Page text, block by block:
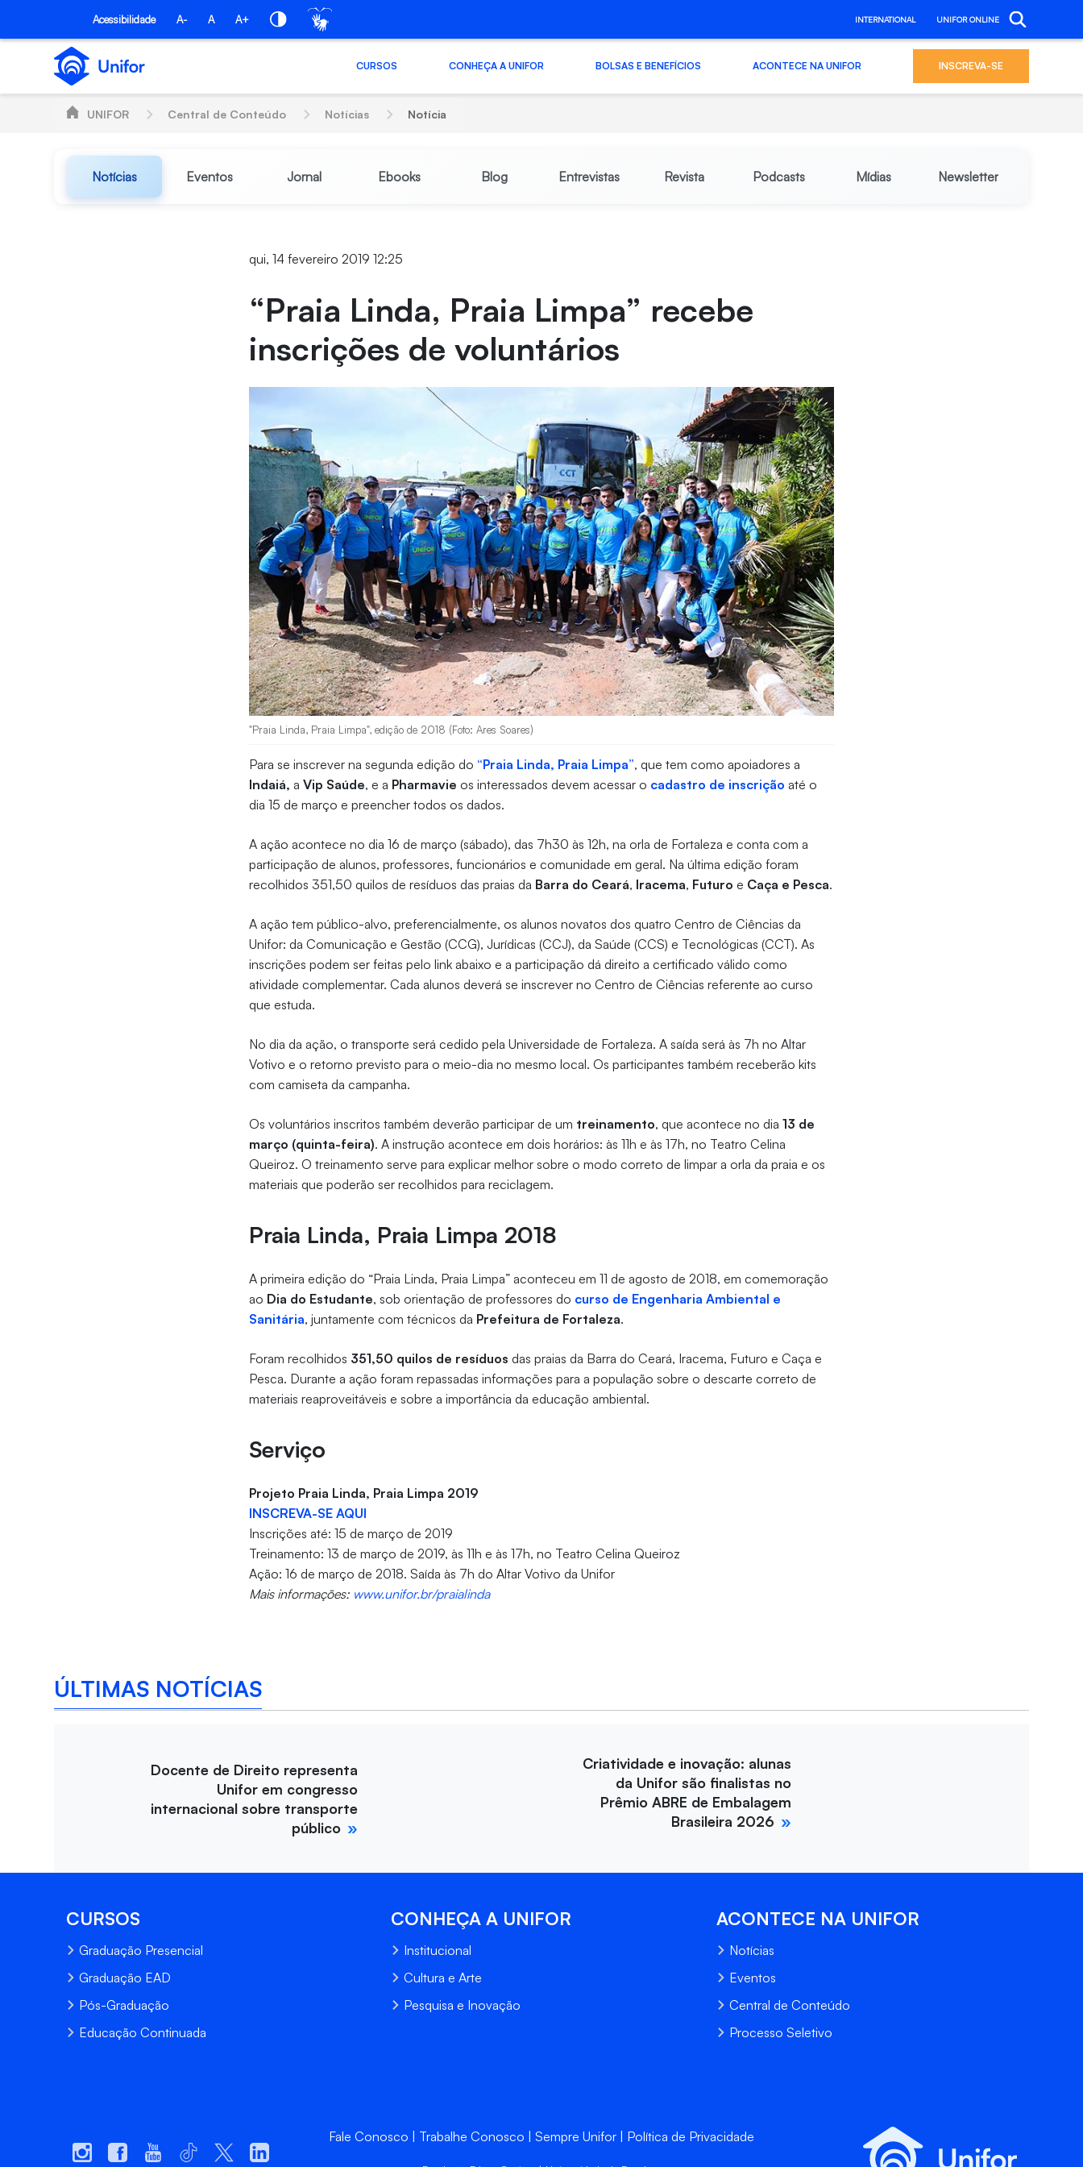
Pular para o Conteúdo principal
Acessibilidade A- A A+ INTERNATIONAL UNIFOR ONLINE
CURSOS CONHEÇA A UNIFOR BOLSAS E BENEFÍCIOS ACONTECE NA UNIFOR INSCREVA-SE
UNIFOR Central de Conteúdo Notícias Notícia
Notícias Eventos Jornal Ebooks Blog Entrevistas Revista Podcasts Mídias Newsletter
qui, 14 fevereiro 2019 12:25
“Praia Linda, Praia Limpa” recebe
inscrições de voluntários
"Praia Linda, Praia Limpa", edição de 2018 (Foto: Ares Soares)
Para se inscrever na segunda edição do “Praia Linda, Praia Limpa”, que tem como apoiadores a
Indaiá, aVip Saúde, e a Pharmavie os interessados devem acessar o cadastro de inscrição até o
dia 15 de março e preencher todos os dados.
A ação acontece no dia 16 de março (sábado), das 7h30 às 12h, na orla de Fortaleza e conta com a
participação de alunos, professores, funcionários e comunidade em geral. Na última edição foram
recolhidos 351,50 quilos de resíduos das praias da Barra do Ceará, Iracema, Futuro e Caça e Pesca.
A ação tem público-alvo, preferencialmente, os alunos novatos dos quatro Centro de Ciências da
Unifor: da Comunicação e Gestão (CCG), Jurídicas (CCJ), da Saúde (CCS) e Tecnológicas (CCT). As
inscrições podem ser feitas pelo link abaixo e a participação dá direito a certificado válido como
atividade complementar. Cada alunos deverá se inscrever no Centro de Ciências referente ao curso
que estuda.
No dia da ação, o transporte será cedido pela Universidade de Fortaleza. A saída será às 7h no Altar
Votivo e o retorno previsto para o meio-dia no mesmo local. Os participantes também receberão kits
com camiseta da campanha.
Os voluntários inscritos também deverão participar de um treinamento, que acontece no dia13 de
março (quinta-feira). A instrução acontece em dois horários: às 11h e às 17h, no Teatro Celina
Queiroz. O treinamento serve para explicar melhor sobre o modo correto de limpar a orla da praia e os
materiais que poderão ser recolhidos para reciclagem.
Praia Linda, Praia Limpa 2018
A primeira edição do “Praia Linda, Praia Limpa” aconteceu em 11 de agosto de 2018, em comemoração
ao Dia do Estudante, sob orientação de professores do curso de Engenharia Ambiental e
Sanitária, juntamente com técnicos da Prefeitura de Fortaleza.
Foram recolhidos 351,50 quilos de resíduos das praias da Barra do Ceará, Iracema, Futuro e Caça e
Pesca. Durante a ação foram repassadas informações para a população sobre o descarte correto de
materiais reaproveitáveis e sobre a importância da educação ambiental.
Serviço
Projeto Praia Linda, Praia Limpa 2019
INSCREVA-SE AQUI
Inscrições até: 15 de março de 2019
Treinamento: 13 de março de 2019, às 11h e às 17h, no Teatro Celina Queiroz
Ação: 16 de março de 2018. Saída às 7h do Altar Votivo da Unifor
Mais informações: www.unifor.br/praialinda
ÚLTIMAS NOTÍCIAS
Docente de Direito representa
Unifor em congresso
internacional sobre transporte
público
Criatividade e inovação: alunas
da Unifor são finalistas no
Prêmio ABRE de Embalagem
Brasileira 2026
CURSOS
Graduação Presencial
Graduação EAD
Pós-Graduação
Educação Continuada
CONHEÇA A UNIFOR
Institucional
Cultura e Arte
Pesquisa e Inovação
ACONTECE NA UNIFOR
Notícias
Eventos
Central de Conteúdo
Processo Seletivo
Fale Conosco Trabalhe Conosco Sempre Unifor Política de Privacidade